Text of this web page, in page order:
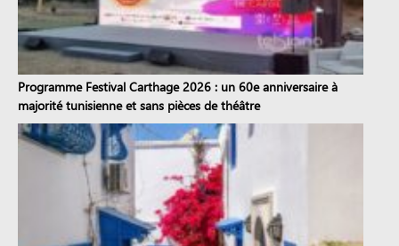
Programme Festival Carthage 2026 : un 60e anniversaire à
majorité tunisienne et sans pièces de théâtre